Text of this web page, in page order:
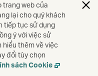
chuyến bay nếu
chót không?
các chuyến bay
trang web của
lại cho quý khách
tiếp tục sử dụng
ý với việc sử
hiểu thêm về việc
đổi tùy chọn
sách Cookie